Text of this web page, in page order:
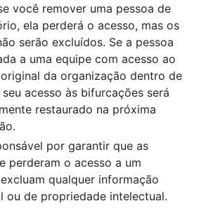
você remover uma pessoa de
ela perderá o acesso, mas os
serão excluídos. Se a pessoa
a uma equipe com acesso ao
da organização dentro de
acesso às bifurcações será
restaurado na próxima
por garantir que as
perderam o acesso a um
qualquer informação
ou de propriedade intelectual.